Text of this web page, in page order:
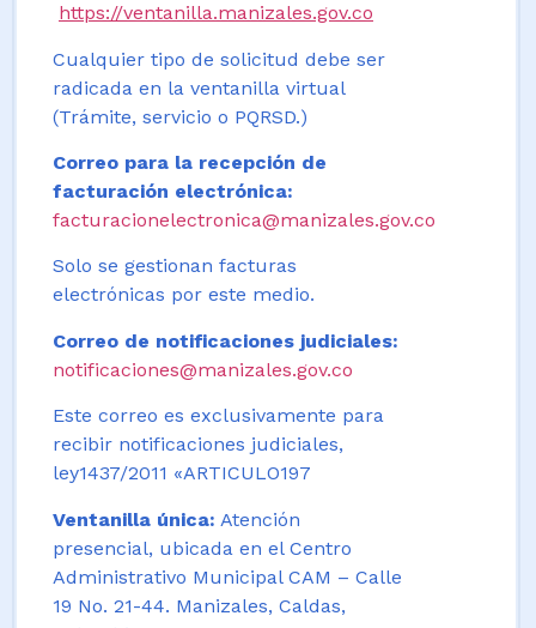
https://ventanilla.manizales.gov.co
Cualquier tipo de solicitud debe ser
radicada en la ventanilla virtual
(Trámite, servicio o PQRSD.)
Correo para la recepción de
facturación electrónica:
facturacionelectronica@manizales.gov.co
Solo se gestionan facturas
electrónicas por este medio.
Correo de notificaciones judiciales:
notificaciones@manizales.gov.co
Este correo es exclusivamente para
recibir notificaciones judiciales,
ley1437/2011 «ARTICULO197
Ventanilla única: Atención
presencial, ubicada en el Centro
Administrativo Municipal CAM – Calle
19 No. 21-44. Manizales, Caldas,